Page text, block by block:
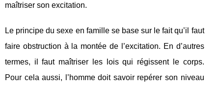
maîtriser son excitation.
Le principe du sexe en famille se base sur le fait qu’il faut
faire obstruction à la montée de l’excitation. En d’autres
termes, il faut maîtriser les lois qui régissent le corps.
Pour cela aussi, l’homme doit savoir repérer son niveau